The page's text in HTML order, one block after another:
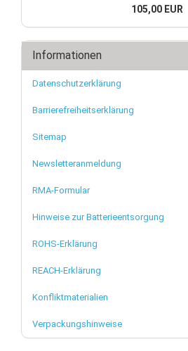
105,00 EUR
Informationen
Datenschutzerklärung
Barrierefreiheitserklärung
Sitemap
Newsletteranmeldung
RMA-Formular
Hinweise zur Batterieentsorgung
ROHS-Erklärung
REACH-Erklärung
Konfliktmaterialien
Verpackungshinweise